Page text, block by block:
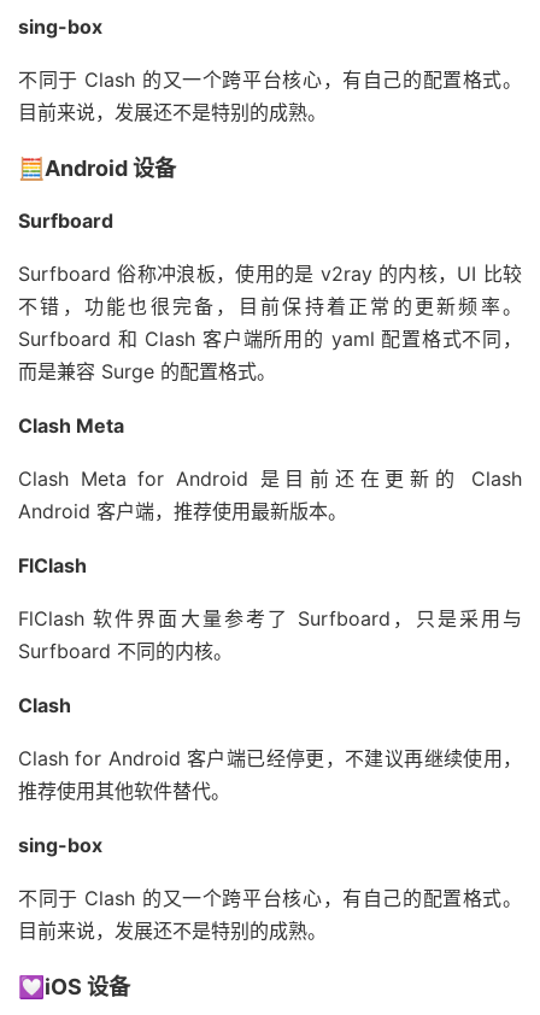
sing-box
不同于 Clash 的又一个跨平台核心，有自己的配置格式。
目前来说，发展还不是特别的成熟。
🧮Android 设备
Surfboard
Surfboard 俗称冲浪板，使用的是 v2ray 的内核，UI 比较
不错，功能也很完备，目前保持着正常的更新频率。
Surfboard 和 Clash 客户端所用的 yaml 配置格式不同，
而是兼容 Surge 的配置格式。
Clash Meta
Clash Meta for Android 是目前还在更新的 Clash
Android 客户端，推荐使用最新版本。
FlClash
FlClash 软件界面大量参考了 Surfboard，只是采用与
Surfboard 不同的内核。
Clash
Clash for Android 客户端已经停更，不建议再继续使用，
推荐使用其他软件替代。
sing-box
不同于 Clash 的又一个跨平台核心，有自己的配置格式。
目前来说，发展还不是特别的成熟。
💟iOS 设备